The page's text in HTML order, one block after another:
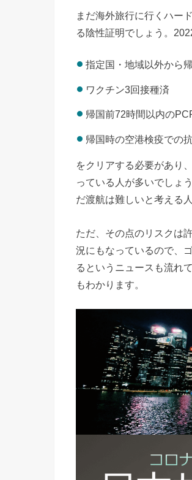
まだ海外旅行に行くハー
る陰性証明でしょう。
指定国・地域以外から
ワクチン3回接種済
帰国前72時間以内の
帰国時の空港検疫での
をクリアする必要があり
っている人が多いでしょ
だ渡航は難しいと考える
ただ、その点のリスクは
況にもなっているので、
るというニュースも流れ
もわかります。